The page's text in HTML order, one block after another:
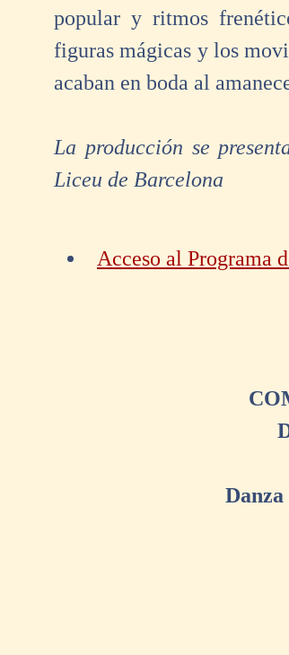
popular y ritmos
figuras mágicas y los
acaban en boda al
La producción se
Liceu de Barcelona
Acceso al Programa